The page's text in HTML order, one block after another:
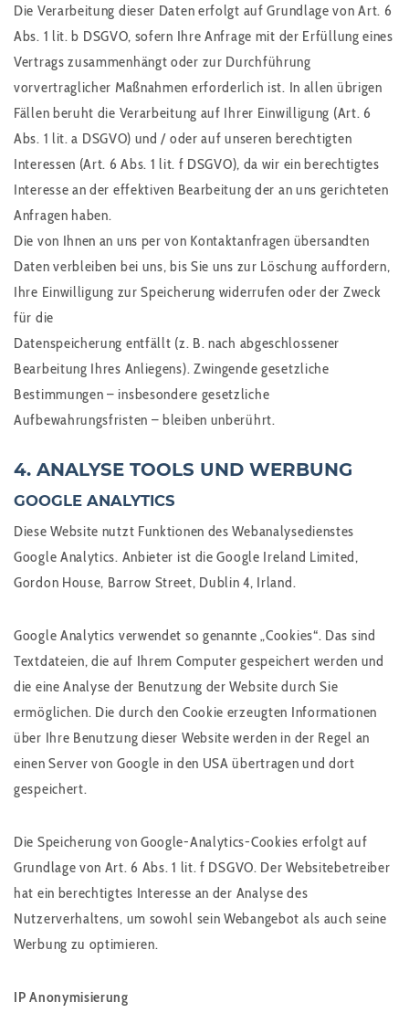
Die Verarbeitung dieser Daten erfolgt auf Grundlage von Art. 6
Abs. 1 lit. b DSGVO, sofern Ihre Anfrage mit der Erfüllung eines
Vertrags zusammenhängt oder zur Durchführung
vorvertraglicher Maßnahmen erforderlich ist. In allen übrigen
Fällen beruht die Verarbeitung auf Ihrer Einwilligung (Art. 6
Abs. 1 lit. a DSGVO) und / oder auf unseren berechtigten
Interessen (Art. 6 Abs. 1 lit. f DSGVO), da wir ein berechtigtes
Interesse an der effektiven Bearbeitung der an uns gerichteten
Anfragen haben.
Die von Ihnen an uns per von Kontaktanfragen übersandten
Daten verbleiben bei uns, bis Sie uns zur Löschung auffordern,
Ihre Einwilligung zur Speicherung widerrufen oder der Zweck
für die
Datenspeicherung entfällt (z. B. nach abgeschlossener
Bearbeitung Ihres Anliegens). Zwingende gesetzliche
Bestimmungen – insbesondere gesetzliche
Aufbewahrungsfristen – bleiben unberührt.
4. ANALYSE TOOLS UND WERBUNG
GOOGLE ANALYTICS
Diese Website nutzt Funktionen des Webanalysedienstes
Google Analytics. Anbieter ist die Google Ireland Limited,
Gordon House, Barrow Street, Dublin 4, Irland.
Google Analytics verwendet so genannte „Cookies“. Das sind
Textdateien, die auf Ihrem Computer gespeichert werden und
die eine Analyse der Benutzung der Website durch Sie
ermöglichen. Die durch den Cookie erzeugten Informationen
über Ihre Benutzung dieser Website werden in der Regel an
einen Server von Google in den USA übertragen und dort
gespeichert.
Die Speicherung von Google-Analytics-Cookies erfolgt auf
Grundlage von Art. 6 Abs. 1 lit. f DSGVO. Der Websitebetreiber
hat ein berechtigtes Interesse an der Analyse des
Nutzerverhaltens, um sowohl sein Webangebot als auch seine
Werbung zu optimieren.
IP Anonymisierung